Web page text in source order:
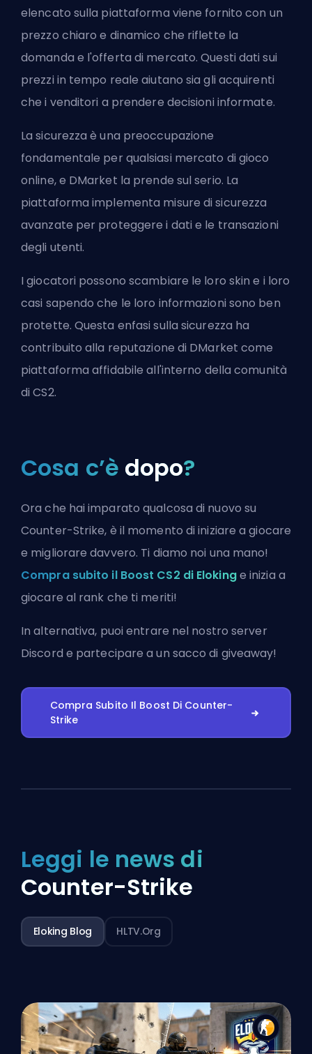
elencato sulla piattaforma viene fornito con un
prezzo chiaro e dinamico che riflette la
domanda e l'offerta di mercato. Questi dati sui
prezzi in tempo reale aiutano sia gli acquirenti
che i venditori a prendere decisioni informate.
La sicurezza è una preoccupazione
fondamentale per qualsiasi mercato di gioco
online, e DMarket la prende sul serio. La
piattaforma implementa misure di sicurezza
avanzate per proteggere i dati e le transazioni
degli utenti.
I giocatori possono scambiare le loro skin e i loro
casi sapendo che le loro informazioni sono ben
protette. Questa enfasi sulla sicurezza ha
contribuito alla reputazione di DMarket come
piattaforma affidabile all'interno della comunità
di CS2.
Cosa c’è dopo?
Ora che hai imparato qualcosa di nuovo su
Counter-Strike, è il momento di iniziare a giocare
e migliorare davvero. Ti diamo noi una mano!
Compra subito il Boost CS2 di Elokinge inizia a
giocare al rank che ti meriti!
In alternativa, puoientrare nel nostro server
Discord e partecipare a un sacco di giveaway!
Compra Subito Il Boost Di Counter-
Strike
Leggi le news di
Counter-Strike
Eloking Blog HLTV.org